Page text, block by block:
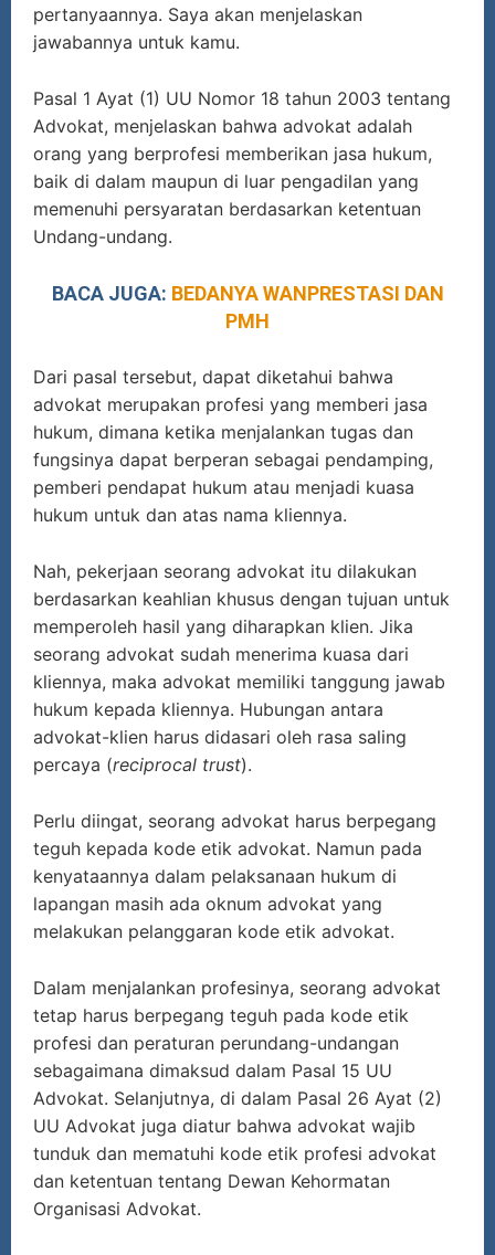
pertanyaannya. Saya akan menjelaskan
jawabannya untuk kamu.
Pasal 1 Ayat (1) UU Nomor 18 tahun 2003 tentang
Advokat, menjelaskan bahwa advokat adalah
orang yang berprofesi memberikan jasa hukum,
baik di dalam maupun di luar pengadilan yang
memenuhi persyaratan berdasarkan ketentuan
Undang-undang.
BACA JUGA: BEDANYA WANPRESTASI DAN
PMH
Dari pasal tersebut, dapat diketahui bahwa
advokat merupakan profesi yang memberi jasa
hukum, dimana ketika menjalankan tugas dan
fungsinya dapat berperan sebagai pendamping,
pemberi pendapat hukum atau menjadi kuasa
hukum untuk dan atas nama kliennya.
Nah, pekerjaan seorang advokat itu dilakukan
berdasarkan keahlian khusus dengan tujuan untuk
memperoleh hasil yang diharapkan klien. Jika
seorang advokat sudah menerima kuasa dari
kliennya, maka advokat memiliki tanggung jawab
hukum kepada kliennya. Hubungan antara
advokat-klien harus didasari oleh rasa saling
percaya (reciprocal trust).
Perlu diingat, seorang advokat harus berpegang
teguh kepada kode etik advokat. Namun pada
kenyataannya dalam pelaksanaan hukum di
lapangan masih ada oknum advokat yang
melakukan pelanggaran kode etik advokat.
Dalam menjalankan profesinya, seorang advokat
tetap harus berpegang teguh pada kode etik
profesi dan peraturan perundang-undangan
sebagaimana dimaksud dalam Pasal 15 UU
Advokat. Selanjutnya, di dalam Pasal 26 Ayat (2)
UU Advokat juga diatur bahwa advokat wajib
tunduk dan mematuhi kode etik profesi advokat
dan ketentuan tentang Dewan Kehormatan
Organisasi Advokat.